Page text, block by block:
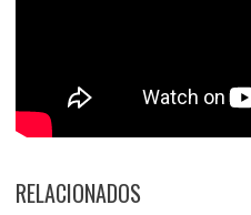
RELACIONADOS